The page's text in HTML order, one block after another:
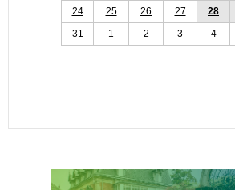
24
25 26 27 28
31
1 2 3 4